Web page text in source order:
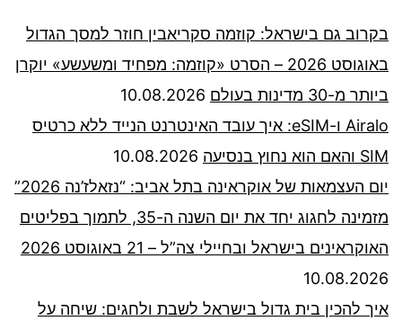
בקרוב גם בישראל: קוזמה סקריאבין חוזר למסך הגדול
באוגוסט 2026 – הסרט «קוזמה: מפחיד ומשעשע» יוקרן
ביותר מ-30 מדינות בעולם
10.08.2026
Airalo ו-eSIM: איך עובד האינטרנט הנייד ללא כרטיס
SIM והאם הוא נחוץ בנסיעה
10.08.2026
יום העצמאות של אוקראינה בתל אביב: “נזאלז’נה 2026”
מזמינה לחגוג יחד את יום השנה ה-35, לתמוך בפליטים
האוקראינים בישראל ובחיילי צה”ל – 21 באוגוסט 2026
10.08.2026
איך להכין בית גדול בישראל לשבת ולחגים: שיחה על